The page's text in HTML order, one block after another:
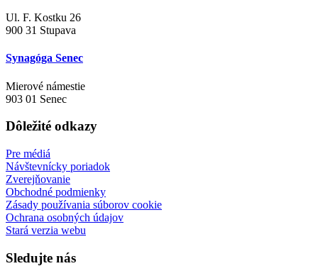
Ul. F. Kostku 26
900 31 Stupava
Synagóga Senec
Mierové námestie
903 01 Senec
Dôležité odkazy
Pre médiá
Návštevnícky poriadok
Zverejňovanie
Obchodné podmienky
Zásady používania súborov cookie
Ochrana osobných údajov
Stará verzia webu
Sledujte nás